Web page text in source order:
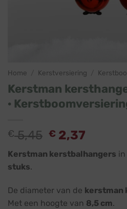
Home Kerstversiering
Kerstman
·
€5,45
was:
€ 2,37
is:
Kerstman kerstbalhangers in
stuks.
De diameter van de kerstman
Met een hoogte van 8,5 cm.